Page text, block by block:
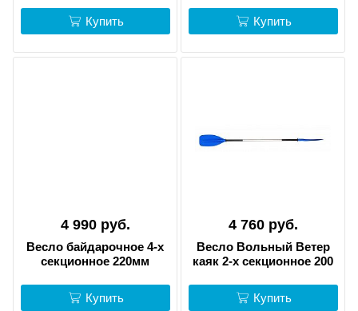
Купить Купить
4 990 руб.
Весло байдарочное 4-х
секционное 220мм
Купить
4 760 руб.
Весло Вольный Ветер
каяк 2-х секционное 200
Купить